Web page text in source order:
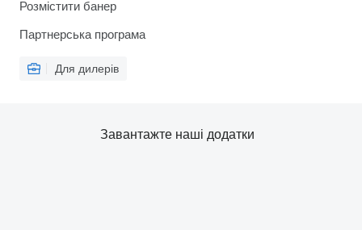
Розмістити банер
Партнерська програма
Для дилерів
Завантажте наші додатки